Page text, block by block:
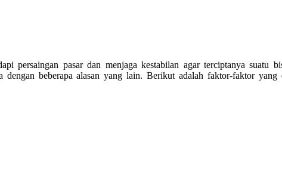
persaingan pasar dan menjaga kestabilan agar terciptanya suatu
beberapa alasan yang lain. Berikut adalah faktor-faktor yang